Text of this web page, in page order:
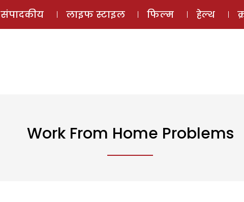
ई-मैगज़ीन
संपादकीय लाइफ स्टाइल फिल्म हेल्थ
Work From Home Problems